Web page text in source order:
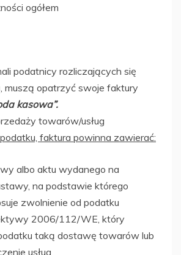
ogółem
podatnicy rozliczających się
muszą opatrzyć swoje faktury
kasowa”.
towarów/usług
faktura powinna zawierać:
albo aktu wydanego na
na podstawie którego
zwolnienie od podatku
2006/112/WE, który
taką dostawę towarów lub
usług